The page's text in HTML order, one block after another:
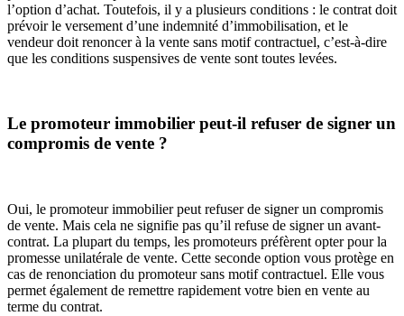
l’option d’achat. Toutefois, il y a plusieurs conditions : le contrat doit
prévoir le versement d’une indemnité d’immobilisation, et le
vendeur doit renoncer à la vente sans motif contractuel, c’est-à-dire
que les conditions suspensives de vente sont toutes levées.
Le promoteur immobilier peut-il refuser de signer un
compromis de vente ?
Oui, le promoteur immobilier peut refuser de signer un compromis
de vente. Mais cela ne signifie pas qu’il refuse de signer un avant-
contrat. La plupart du temps, les promoteurs préfèrent opter pour la
promesse unilatérale de vente. Cette seconde option vous protège en
cas de renonciation du promoteur sans motif contractuel. Elle vous
permet également de remettre rapidement votre bien en vente au
terme du contrat.